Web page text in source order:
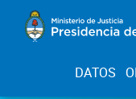
DATOS